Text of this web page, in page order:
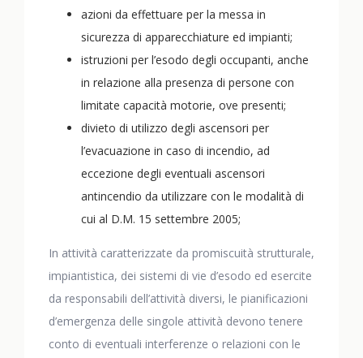
azioni da effettuare per la messa in
sicurezza di apparecchiature ed impianti;
istruzioni per l’esodo degli occupanti, anche
in relazione alla presenza di persone con
limitate capacità motorie, ove presenti;
divieto di utilizzo degli ascensori per
l’evacuazione in caso di incendio, ad
eccezione degli eventuali ascensori
antincendio da utilizzare con le modalità di
cui al D.M. 15 settembre 2005;
In attività caratterizzate da promiscuità strutturale,
impiantistica, dei sistemi di vie d’esodo ed esercite
da responsabili dell’attività diversi, le pianificazioni
d’emergenza delle singole attività devono tenere
conto di eventuali interferenze o relazioni con le